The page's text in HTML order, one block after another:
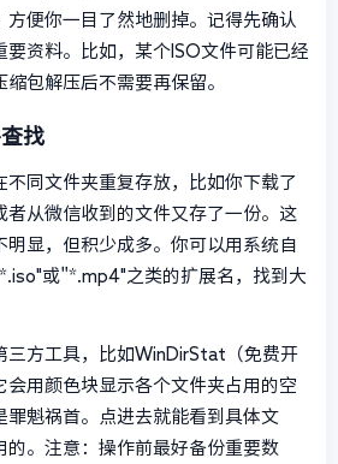
方便你一目了然地删掉。记得先确认
要资料。比如，某个ISO文件可能已经
包解压后不需要再保留。
找
不同文件夹重复存放，比如你下载了
者从微信收到的文件又存了一份。这
明显，但积少成多。你可以用系统自
或"*.mp4"之类的扩展名，找到大
三方工具，比如WinDirStat（免费开
会用颜色块显示各个文件夹占用的空
罪魁祸首。点进去就能看到具体文
的。注意：操作前最好备份重要数